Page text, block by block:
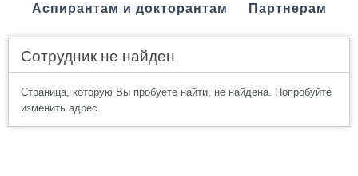
Аспирантам и докторантам Партнерам
Сотрудник не найден
Страница, которую Вы пробуете найти, не найдена. Попробуйте
изменить адрес.